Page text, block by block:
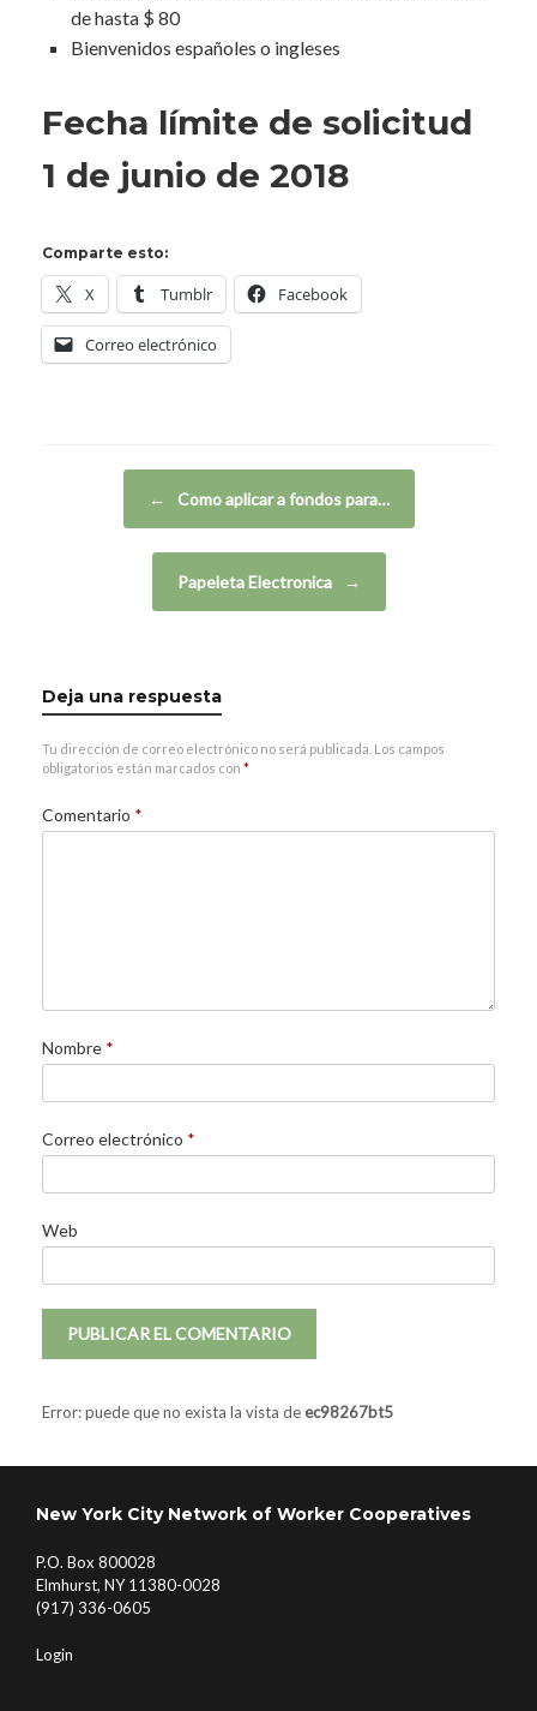
de hasta $ 80
Bienvenidos españoles o ingleses
Fecha límite de solicitud
1 de junio de 2018
Comparte esto:
X Tumblr Facebook
Correo electrónico
← Como aplicar a fondos para…
Papeleta Electronica →
Deja una respuesta
Tu dirección de correo electrónico no será publicada. Los campos
obligatorios están marcados con *
Comentario *
Nombre *
Correo electrónico *
Web
Error: puede que no exista la vista de ec98267bt5
New York City Network of Worker Cooperatives
P.O. Box 800028
Elmhurst, NY 11380-0028
(917) 336-0605
Login